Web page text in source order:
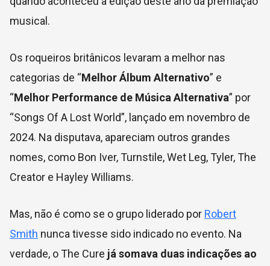
musical.
Os roqueiros britânicos levaram a melhor nas
categorias de “Melhor Álbum Alternativo” e
“Melhor Performance de Música Alternativa” por
“Songs Of A Lost World”, lançado em novembro de
2024. Na disputava, apareciam outros grandes
nomes, como Bon Iver, Turnstile, Wet Leg, Tyler, The
Creator e Hayley Williams.
Mas, não é como se o grupo liderado por Robert
Smith nunca tivesse sido indicado no evento. Na
verdade, o The Cure já somava duas indicações ao